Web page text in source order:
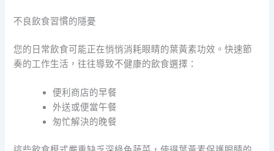
不良飲食習慣的隱憂
您的日常飲食可能正在悄悄消耗眼睛的葉黃素功效。快速節
奏的工作生活，往往導致不健康的飲食選擇：
便利商店的早餐
外送或便當午餐
匆忙解決的晚餐